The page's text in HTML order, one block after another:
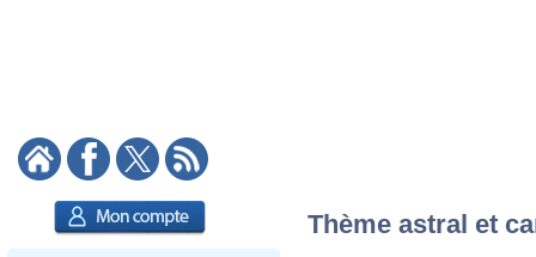
Thème astral et